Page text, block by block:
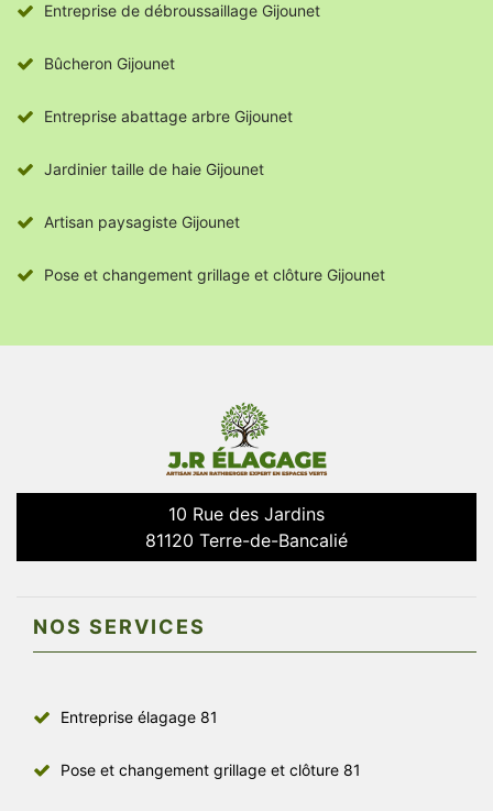
Entreprise de débroussaillage Gijounet
Bûcheron Gijounet
Entreprise abattage arbre Gijounet
Jardinier taille de haie Gijounet
Artisan paysagiste Gijounet
Pose et changement grillage et clôture Gijounet
10 Rue des Jardins
81120 Terre-de-Bancalié
NOS SERVICES
Entreprise élagage 81
Pose et changement grillage et clôture 81